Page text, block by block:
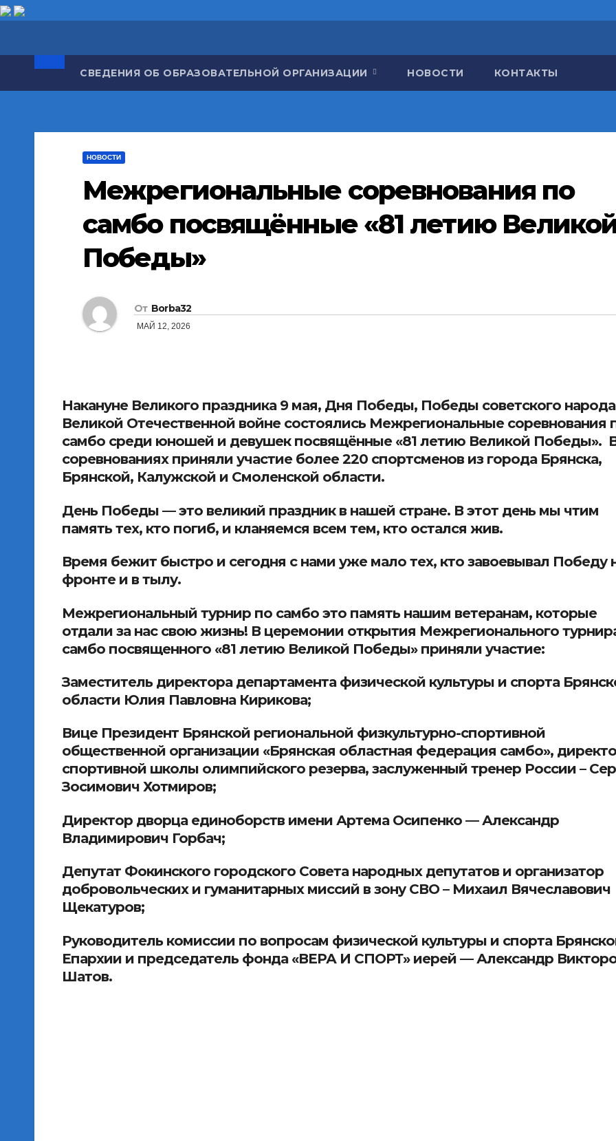
содержимому
СВЕДЕНИЯ ОБ ОБРАЗОВАТЕЛЬНОЙ ОРГАНИЗАЦИИ НОВОСТИ КОНТАКТЫ
НОВОСТИ
Межрегиональные соревнования по
самбо посвящённые «81 летию
Победы»
От Borba32
МАЙ 12, 2026
Накануне Великого праздника 9 мая, Дня Победы, Победы советского
Великой Отечественной войне состоялись Межрегиональные соревнования
самбо среди юношей и девушек посвящённые «81 летию Великой Победы».
соревнованиях приняли участие более 220 спортсменов из города Брянска,
Брянской, Калужской и Смоленской области.
День Победы — это великий праздник в нашей стране. В этот день мы чтим
память тех, кто погиб, и кланяемся всем тем, кто остался жив.
Время бежит быстро и сегодня с нами уже мало тех, кто завоевывал Победу
фронте и в тылу.
Межрегиональный турнир по самбо это память нашим ветеранам, которые
отдали за нас свою жизнь! В церемонии открытия Межрегионального
самбо посвященного «81 летию Великой Победы» приняли участие:
Заместитель директора департамента физической культуры и спорта
области Юлия Павловна Кирикова;
Вице Президент Брянской региональной физкультурно-спортивной
общественной организации «Брянская областная федерация самбо»,
спортивной школы олимпийского резерва, заслуженный тренер России –
Зосимович Хотмиров;
Директор дворца единоборств имени Артема Осипенко — Александр
Владимирович Горбач;
Депутат Фокинского городского Совета народных депутатов и организатор
добровольческих и гуманитарных миссий в зону СВО – Михаил Вячеславович
Щекатуров;
Руководитель комиссии по вопросам физической культуры и спорта
Епархии и председатель фонда «ВЕРА И СПОРТ» иерей — Александр
Шатов.